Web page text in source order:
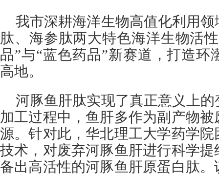
我市深耕海洋生物高值化利用
肽、海参肽两大特色海洋生物活
品”与“蓝色药品”新赛道，打造环
高地。
河豚鱼肝肽实现了真正意义上
加工过程中，鱼肝多作为副产物
源。针对此，华北理工大学药学
技术，对废弃河豚鱼肝进行科学
备出高活性的河豚鱼肝原蛋白肽